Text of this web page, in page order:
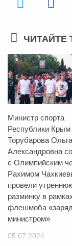
ЧИТАЙТЕ
Министр спорта
Республики Крым
Торубарова Ольга
Александровна
с Олимпийским
Рахимом
провели
разминку в
флешмоба
министром»
05.07.2024